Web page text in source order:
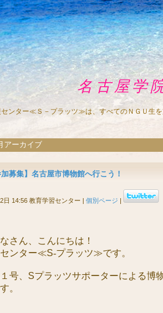
名古屋学
ンター≪Ｓ－プラッツ≫は、すべてのＮＧＵ生
アーカイブ
加募集】名古屋市博物館へ行こう！
日 14:56 教育学習センター | 個別ページ |
さん、こんにちは！
ンター≪S‐プラッツ≫です。
号、 Sプラッツサポーターによる博
。